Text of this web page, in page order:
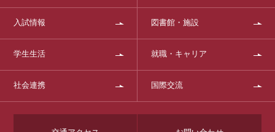
入試情報 図書館・施設
学生生活 就職・キャリア
社会連携 国際交流